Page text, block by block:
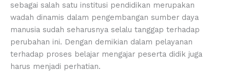
sebagai salah satu institusi pendidikan merupakan
wadah dinamis dalam pengembangan sumber daya
manusia sudah seharusnya selalu tanggap terhadap
perubahan ini. Dengan demikian dalam pelayanan
terhadap proses belajar mengajar peserta didik juga
harus menjadi perhatian.